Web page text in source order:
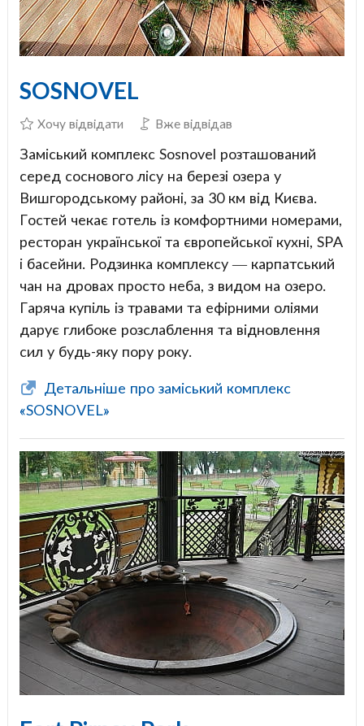
SOSNOVEL
Хочу відвідати Вже відвідав
Заміський комплекс Sosnovel розташований
серед соснового лісу на березі озера у
Вишгородському районі, за 30 км від Києва.
Гостей чекає готель із комфортними номерами,
ресторан української та європейської кухні, SPA
і басейни. Родзинка комплексу — карпатський
чан на дровах просто неба, з видом на озеро.
Гаряча купіль із травами та ефірними оліями
дарує глибоке розслаблення та відновлення
сил у будь-яку пору року.
Детальніше про заміський комплекс
«SOSNOVEL»